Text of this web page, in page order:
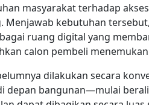
masyarakat terhadap
kebutuhan
ruang digital yang
calon pembeli
dilakukan secara
depan bangunan—mulai